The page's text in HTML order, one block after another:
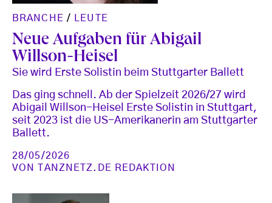
BRANCHE / LEUTE
Neue Aufgaben für Abigail
Willson-Heisel
Sie wird Erste Solistin beim Stuttgarter Ballett
Das ging schnell. Ab der Spielzeit 2026/27 wird
Abigail Willson-Heisel Erste Solistin in Stuttgart,
seit 2023 ist die US-Amerikanerin am Stuttgarter
Ballett.
28/05/2026
VON
TANZNETZ.DE REDAKTION